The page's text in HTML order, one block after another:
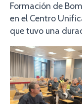
Formación de
en el Centro
que tuvo una